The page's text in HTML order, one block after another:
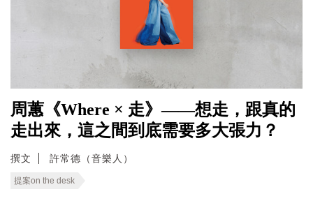
周蕙《Where × 走》——想走，跟真的
走出來，這之間到底需要多大張力？
撰文 許常德（音樂人）
提案on the desk